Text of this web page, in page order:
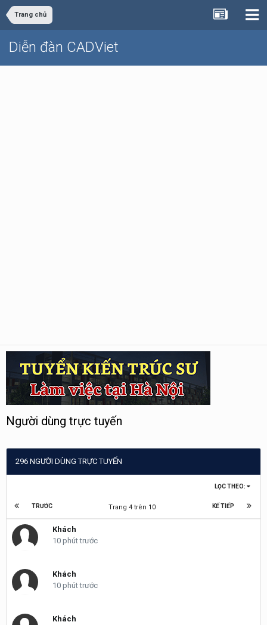
Trang chủ
Diễn đàn CADViet
Người dùng trực tuyến
296 NGƯỜI DÙNG TRỰC TUYẾN
LỌC THEO:
TRƯỚC KẾ TIẾP
Trang 4 trên 10
Khách
10 phút trước
Khách
10 phút trước
Khách